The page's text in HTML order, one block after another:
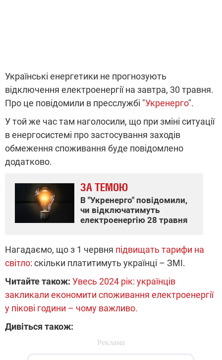
Українські енергетики не прогнозують
відключення електроенергії на завтра, 30 травня.
Про це повідомили в пресслужбі "Укренерго".
У той же час там наголосили, що при зміні ситуації
в енергосистемі про застосування заходів
обмеження споживання буде повідомлено
додатково.
ЗА ТЕМОЮ
В "Укренерго" повідомили,
чи відключатимуть
електроенергію 28 травня
Нагадаємо, що з 1 червня підвищать тарифи на
світло: скільки платитимуть українці – ЗМІ.
Читайте також: Увесь 2024 рік: українців
закликали економити споживання електроенергії
у пікові години – чому важливо.
Дивіться також: